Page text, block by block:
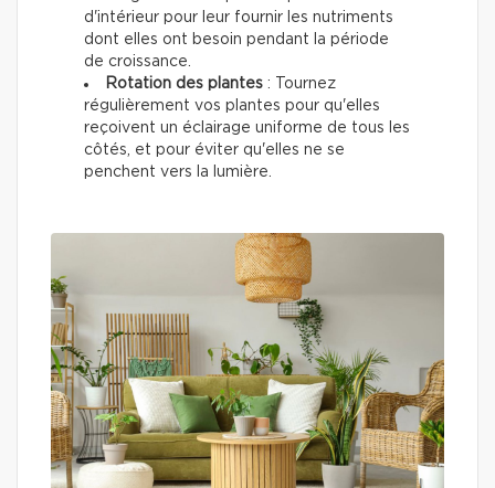
d'intérieur pour leur fournir les nutriments
dont elles ont besoin pendant la période
de croissance.
Rotation des plantes : Tournez
régulièrement vos plantes pour qu'elles
reçoivent un éclairage uniforme de tous les
côtés, et pour éviter qu'elles ne se
penchent vers la lumière.